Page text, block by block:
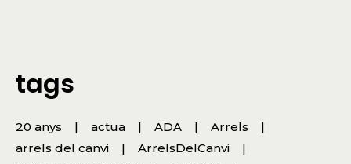
tags
20 anys actua ADA
Arrels
arrels del canvi
ArrelsDelCanvi